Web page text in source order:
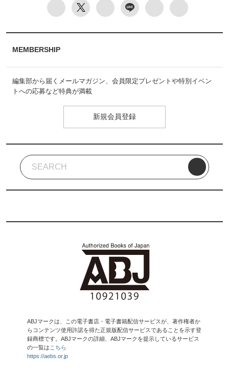
MEMBERSHIP
編集部から届くメールマガジン、会員限定プレゼントや特別イベン
トへの応募など特典が満載
新規会員登録
ABJマークは、この電子書店・電子書籍配信サービスが、著作権者か
らコンテンツ使用許諾を得た正規版配信サービスであることを示す登
録商標です。ABJマークの詳細、ABJマークを提示しているサービス
の一覧は こちら
https://aebs.or.jp